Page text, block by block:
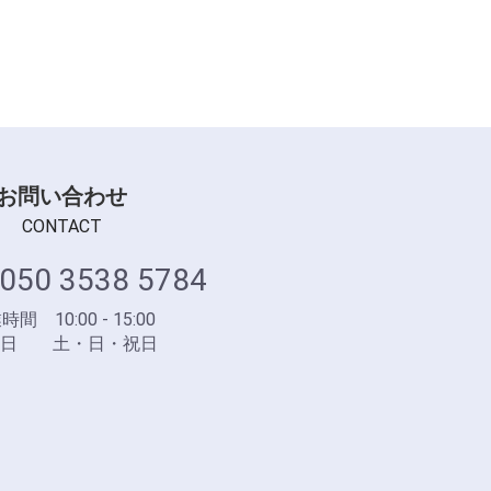
問い合わせ
CONTACT
3538 5784
間 10:00 - 15:00
日 土・日・祝日